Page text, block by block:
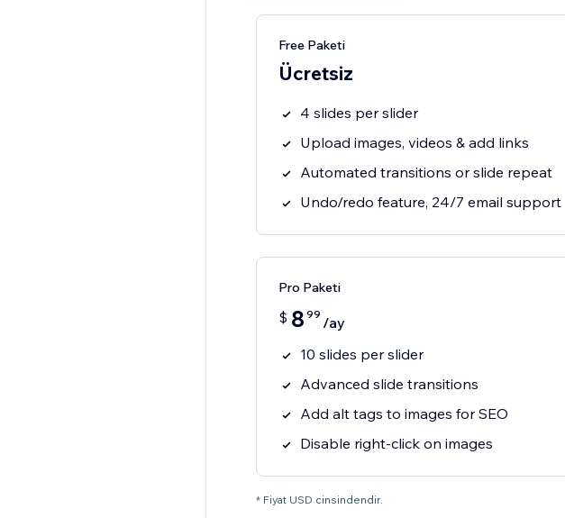
Free Paketi
Ücretsiz
4 slides per slider
Upload images, videos & add links
Automated transitions or slide repeat
Undo/redo feature, 24/7 email support
Pro Paketi
$ 8 99 /ay
10 slides per slider
Advanced slide transitions
Add alt tags to images for SEO
Disable right-click on images
* Fiyat USD cinsindendir.